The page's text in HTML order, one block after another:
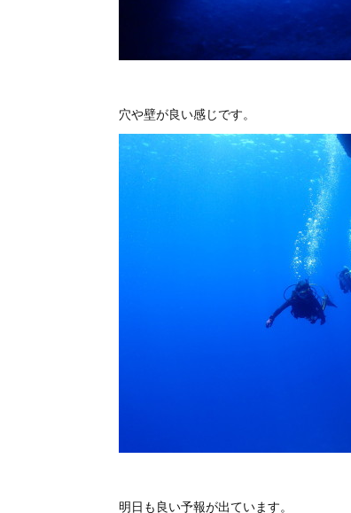
穴や壁が良い感じです。
明日も良い予報が出ています。